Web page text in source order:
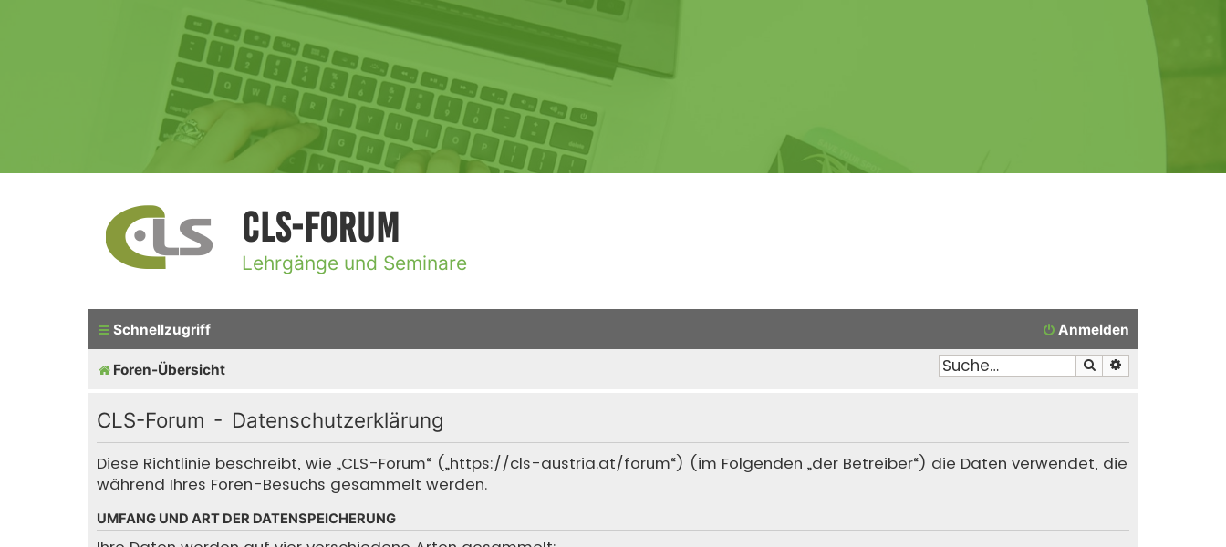
CLS-Forum
Lehrgänge und Seminare
Schnellzugriff Anmelden
Foren-Übersicht Suche
CLS-Forum - Datenschutzerklärung
Diese Richtlinie beschreibt, wie „CLS-Forum“ („https://cls-austria.at/forum“) (im Folgenden „der Betreiber“) die Daten verwendet, die
während Ihres Foren-Besuchs gesammelt werden.
UMFANG UND ART DER DATENSPEICHERUNG